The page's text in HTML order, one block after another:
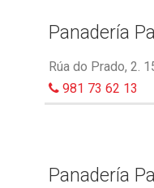
Panadería
Rúa do Prado, 2.
981 73 62 13
Panadería